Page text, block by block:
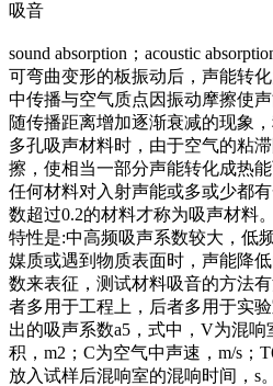
吸音
sound absorption；acoustic
可弯曲变形的板振动后，声能转
中传播与空气质点因振动摩擦使
随传播距离增加逐渐衰减的现象
多孔吸声材料时，由于空气的粘
擦，使相当一部分声能转化成热
任何材料对入射声能或多或少都
数超过0.2的材料才称为吸声材料
特性是:中高频吸声系数较大，低
媒质或遇到物质表面时，声能降
数来表征，测试材料吸音的方法
者多用于工程上，后者多用于实
出的吸声系数a5，式中，V为混响
积，m2；C为空气中声速，m/s；
放入试样后混响室的混响时间，s。